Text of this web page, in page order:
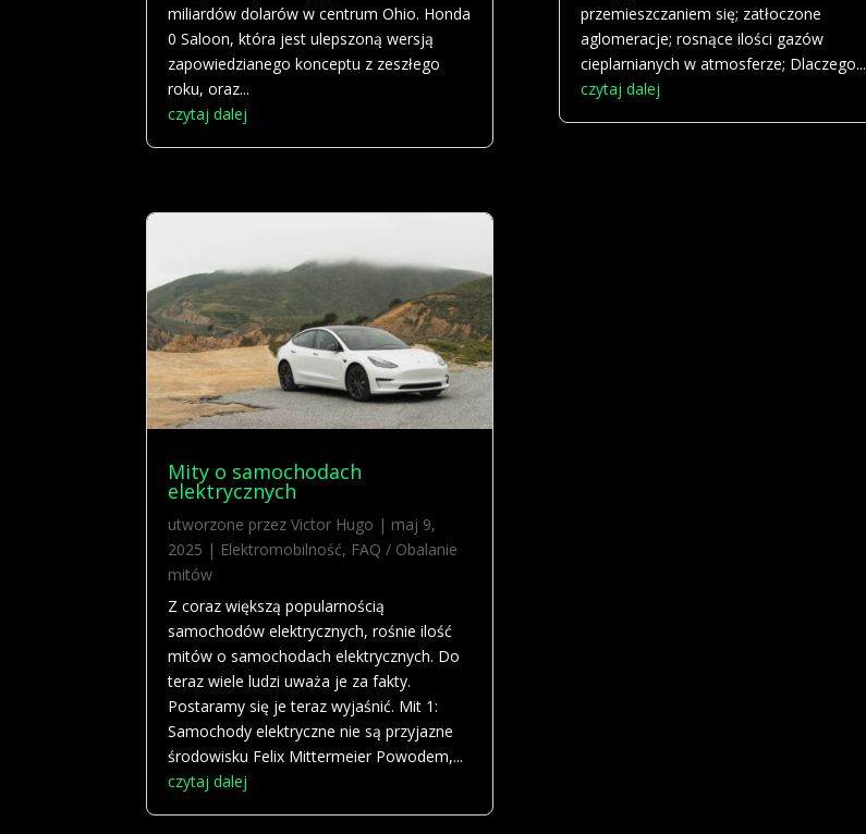
miliardów dolarów w centrum Ohio. Honda
0 Saloon, która jest ulepszoną wersją
zapowiedzianego konceptu z zeszłego
roku, oraz...
czytaj dalej
Mity o samochodach
elektrycznych
utworzone przezVictor Hugo | maj 9,
2025 | Elektromobilność, FAQ / Obalanie
mitów
Z coraz większą popularnością
samochodów elektrycznych, rośnie ilość
mitów o samochodach elektrycznych. Do
teraz wiele ludzi uważa je za fakty.
Postaramy się je teraz wyjaśnić. Mit 1:
Samochody elektryczne nie są przyjazne
środowisku Felix Mittermeier Powodem,...
czytaj dalej
przemieszczaniem się; zatłoczone
aglomeracje; rosnące ilości gazów
cieplarnianych w atmosferze; Dlaczego...
czytaj dalej